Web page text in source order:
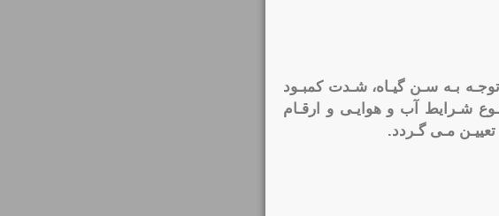
بـه سـن گیـاه، شـدت کمبـود
شـرایط آب و هوایـی و ارقـام
مـی گـردد.